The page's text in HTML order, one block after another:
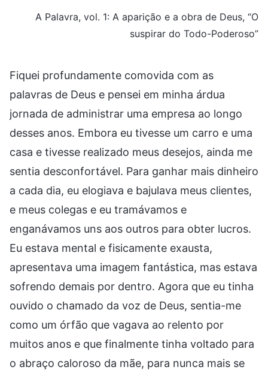
A Palavra, vol. 1: A aparição e a obra de Deus, “O
suspirar do Todo-Poderoso”
Fiquei profundamente comovida com as
palavras de Deus e pensei em minha árdua
jornada de administrar uma empresa ao longo
desses anos. Embora eu tivesse um carro e uma
casa e tivesse realizado meus desejos, ainda me
sentia desconfortável. Para ganhar mais dinheiro
a cada dia, eu elogiava e bajulava meus clientes,
e meus colegas e eu tramávamos e
enganávamos uns aos outros para obter lucros.
Eu estava mental e fisicamente exausta,
apresentava uma imagem fantástica, mas estava
sofrendo demais por dentro. Agora que eu tinha
ouvido o chamado da voz de Deus, sentia-me
como um órfão que vagava ao relento por
muitos anos e que finalmente tinha voltado para
o abraço caloroso da mãe, para nunca mais se